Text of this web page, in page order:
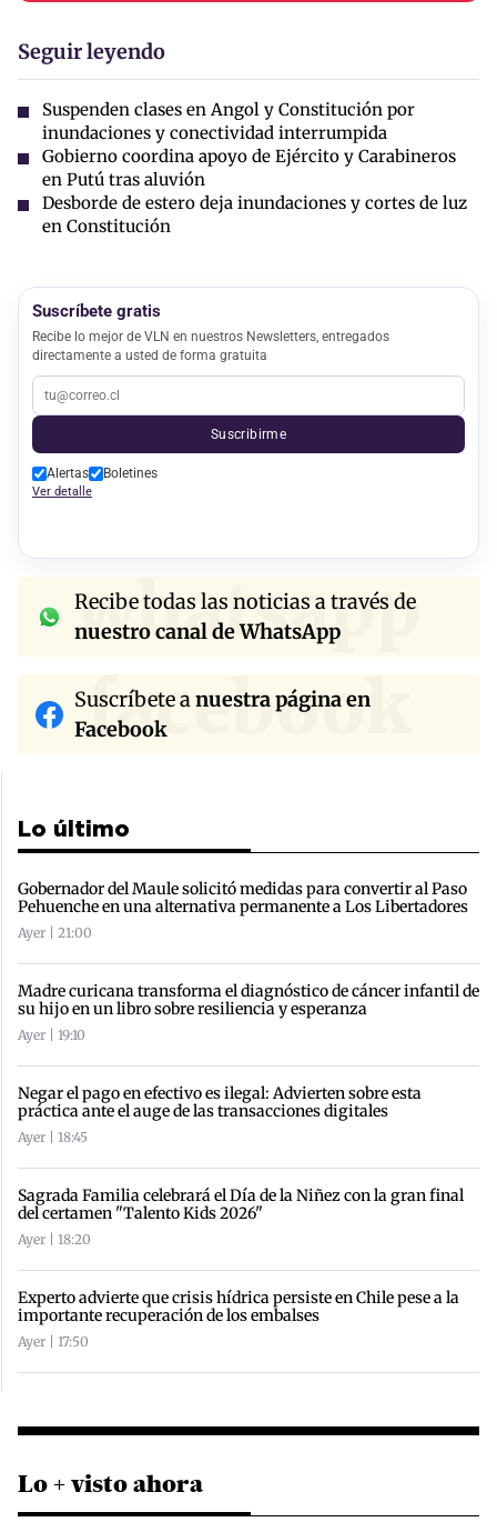
Seguir leyendo
Suspenden clases en Angol y Constitución por
inundaciones y conectividad interrumpida
Gobierno coordina apoyo de Ejército y Carabineros
en Putú tras aluvión
Desborde de estero deja inundaciones y cortes de luz
en Constitución
Suscríbete gratis
Recibe lo mejor de VLN en nuestros Newsletters, entregados
directamente a usted de forma gratuita
Suscribirme
Alertas Boletines
Ver detalle
whatsapp
Recibe todas las noticias a través de
nuestro canal de WhatsApp
facebook
Suscríbete anuestra página en
Facebook
Lo último
Gobernador del Maule solicitó medidas para convertir al Paso
Pehuenche en una alternativa permanente a Los Libertadores
Ayer | 21:00
Madre curicana transforma el diagnóstico de cáncer infantil de
su hijo en un libro sobre resiliencia y esperanza
Ayer | 19:10
Negar el pago en efectivo es ilegal: Advierten sobre esta
práctica ante el auge de las transacciones digitales
Ayer | 18:45
Sagrada Familia celebrará el Día de la Niñez con la gran final
del certamen "Talento Kids 2026"
Ayer | 18:20
Experto advierte que crisis hídrica persiste en Chile pese a la
importante recuperación de los embalses
Ayer | 17:50
Lo + visto ahora